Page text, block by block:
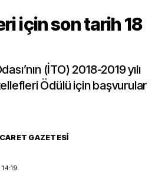
için son tarih 18
(İTO) 2018-2019 yılı
Ödülü için başvurular
GAZETESI